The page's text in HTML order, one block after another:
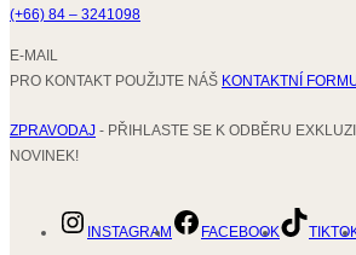
(+66) 84 – 3241098
E-MAIL
PRO KONTAKT POUŽIJTE NÁŠ KONTAKTNÍ
ZPRAVODAJ - PŘIHLASTE SE K ODBĚRU
NOVINEK!
INSTAGRAM FACEBOOK